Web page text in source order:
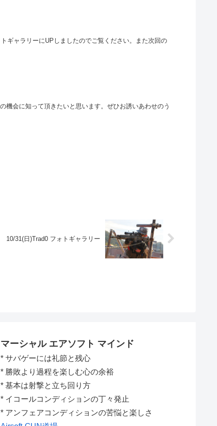
ギャラリーにUPしましたのでご覧ください。また次回の
機会に知って頂きたいと思います。ぜひお誘いあわせのう
10/31(日)Trad0 フォトギャラリー
マーシャル エアソフト マインド
* サバゲーには礼節と残心
* 勝敗より過程を楽しむ心の余裕
* 基本は射撃と立ち回り方
* イコールコンディションの丁々発止
* アンフェアコンディションの苦悩と楽しさ